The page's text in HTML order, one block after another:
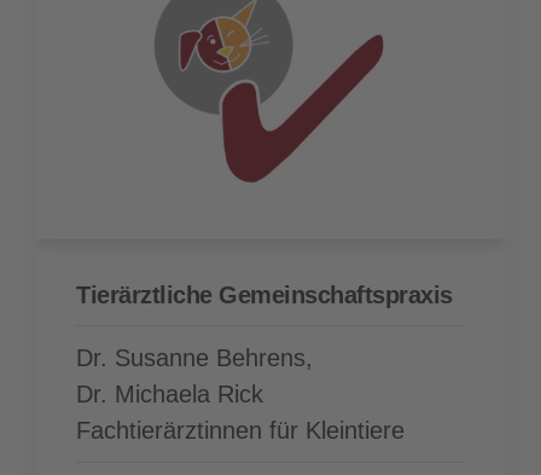
Tierärzt­liche Gemeinschafts­praxis
Dr. Susanne Behrens,
Dr. Michaela Rick
Fachtierärztinnen für Kleintiere